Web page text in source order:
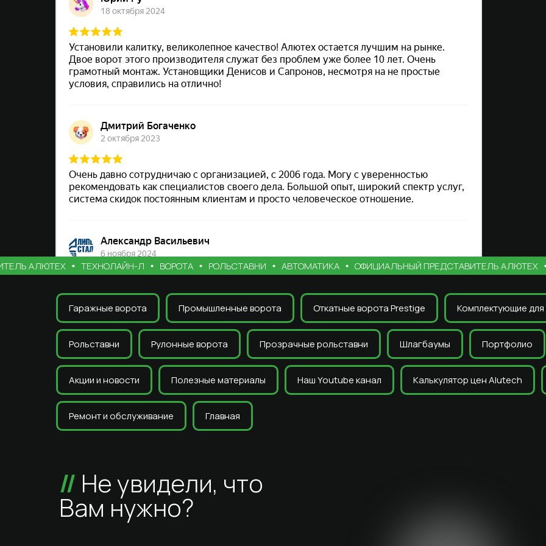
АЛЮТЕХ ТЕХНОЛАЙН-Л ВОРОТА РОЛЬСТАВНИ АВТОМАТИКА ОФИЦИАЛЬНЫЙ ПРЕДСТАВИТЕЛЬ АЛЮТЕХ
Гаражные ворота Промышленные ворота Откатные ворота Prestige Комплектующие
Рольставни Рулонные ворота Прозрачные рольставни Шлагбаумы Портфолио
Акции и новости Полезные материалы Наш Youtube канал Калькулятор цен Alutech
Ремонт и обслуживание Главная
// Не увидели, что
Вам нужно?